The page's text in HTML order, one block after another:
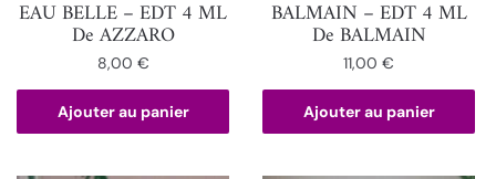
EAU BELLE – EDT 4 ML
De AZZARO
8,00 €
Ajouter au panier
BALMAIN – EDT 4 ML
De BALMAIN
11,00€
Ajouter au panier